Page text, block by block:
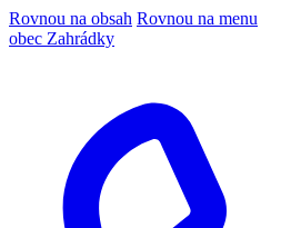
Rovnou na obsah Rovnou na menu
obec Zahrádky